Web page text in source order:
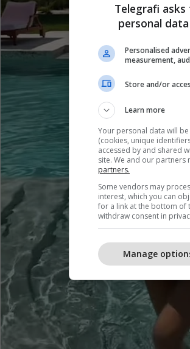
Telegrafi
personal
Personalised
measurement,
Store and/or
Learn more
Your personal data will
(cookies, unique
accessed by and shared
site. We and our partners
partners.
Some vendors may
interest, which you can
for a link at the bottom of
withdraw consent in
Manage